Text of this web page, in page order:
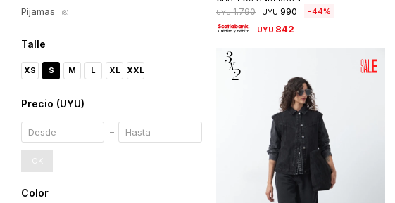
UYU 1.790 UYU 990 44
UYU 842
Pijamas (8)
Talle
XS S M L XL XXL
Precio (UYU)
OK
Color